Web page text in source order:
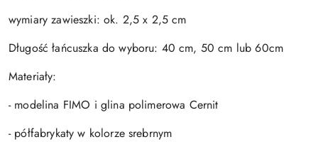
wymiary zawieszki: ok. 2,5 x 2,5 cm
Długość łańcuszka do wyboru: 40 cm, 50 cm lub 60cm
Materiały:
- modelina FIMO i glina polimerowa Cernit
- półfabrykaty w kolorze srebrnym